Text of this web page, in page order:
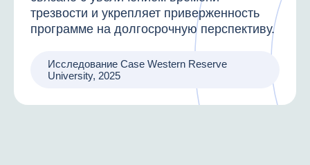
трезвости и укрепляет приверженность
программе на долгосрочную перспективу.
Исследование Case Western Reserve
University, 2025